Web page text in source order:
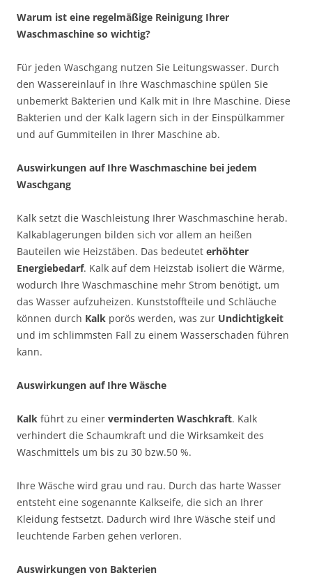
Warum ist eine regelmäßige Reinigung Ihrer
Waschmaschine so wichtig?
Für jeden Waschgang nutzen Sie Leitungswasser. Durch
den Wassereinlauf in Ihre Waschmaschine spülen Sie
unbemerkt Bakterien und Kalk mit in Ihre Maschine. Diese
Bakterien und der Kalk lagern sich in der Einspülkammer
und auf Gummiteilen in Ihrer Maschine ab.
Auswirkungen auf Ihre Waschmaschine bei jedem
Waschgang
Kalk setzt die Waschleistung Ihrer Waschmaschine herab.
Kalkablagerungen bilden sich vor allem an heißen
Bauteilen wie Heizstäben. Das bedeutet erhöhter
Energiebedarf. Kalk auf dem Heizstab isoliert die Wärme,
wodurch Ihre Waschmaschine mehr Strom benötigt, um
das Wasser aufzuheizen. Kunststoffteile und Schläuche
können durch Kalk porös werden, was zur Undichtigkeit
und im schlimmsten Fall zu einem Wasserschaden führen
kann.
Auswirkungen auf Ihre Wäsche
Kalk führt zu einer verminderten Waschkraft. Kalk
verhindert die Schaumkraft und die Wirksamkeit des
Waschmittels um bis zu 30 bzw.50 %.
Ihre Wäsche wird grau und rau. Durch das harte Wasser
entsteht eine sogenannte Kalkseife, die sich an Ihrer
Kleidung festsetzt. Dadurch wird Ihre Wäsche steif und
leuchtende Farben gehen verloren.
Auswirkungen von Bakterien